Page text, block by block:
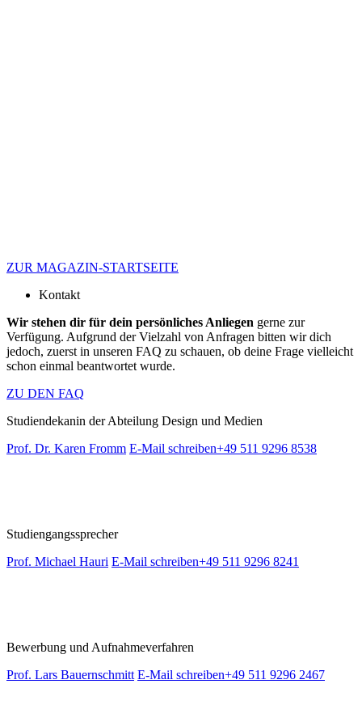
ZUR MAGAZIN-STARTSEITE
Kontakt
Wir stehen dir für dein persönliches Anliegen gerne zur
Verfügung. Aufgrund der Vielzahl von Anfragen bitten wir dich
jedoch, zuerst in unseren FAQ zu schauen, ob deine Frage vielleicht
schon einmal beantwortet wurde.
ZU DEN FAQ
Studiendekanin der Abteilung Design und Medien
Prof. Dr. Karen Fromm E-Mail schreiben+49 511 9296 8538
Studiengangssprecher
Prof. Michael Hauri E-Mail schreiben+49 511 9296 8241
Bewerbung und Aufnahmeverfahren
Prof. Lars Bauernschmitt E-Mail schreiben+49 511 9296 2467